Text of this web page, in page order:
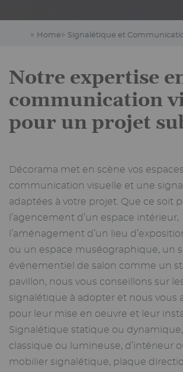
Home Signalétique et
Notre expertise
communication
pour un projet
Décorama met en scène vos
communication visuelle et une
adaptées à votre projet. Que ce soit
l’agencement d’un espace intérieur,
l’aménagement d’un lieu
ou un espace muséographique, un
événementiel de salon comme un
pavillon, nous vous conseillons sur
signalétique à adopter et nous vous
pour leur mise en oeuvre et leur
Signalétique statique ou
classique ou lumineuse, d’intérieur
mobilier signalétique, plaque